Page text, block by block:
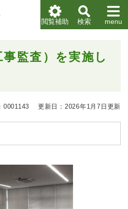
を飛ばして本文へ
閲覧補助
検索 menu
事監査）を実施し
0001143 更新日：2026年1月7日更新